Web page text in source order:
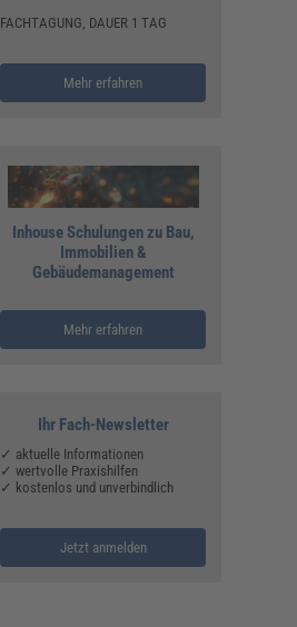
FACHTAGUNG, DAUER 1 TAG
Mehr erfahren
Inhouse Schulungen zu Bau,
Immobilien &
Gebäudemanagement
Mehr erfahren
Ihr Fach-Newsletter
✓ aktuelle Informationen
✓ wertvolle Praxishilfen
✓ kostenlos und unverbindlich
Jetzt anmelden